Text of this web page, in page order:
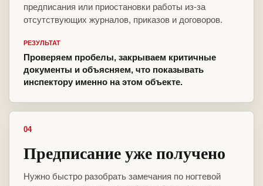
предписания или приостановки работы из-за
отсутствующих журналов, приказов и договоров.
РЕЗУЛЬТАТ
Проверяем пробелы, закрываем критичные
документы и объясняем, что показывать
инспектору именно на этом объекте.
04
Предписание уже получено
Нужно быстро разобрать замечания по ногтевой